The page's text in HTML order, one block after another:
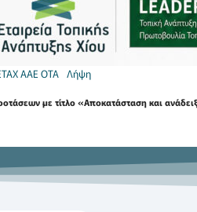
ΑΑΕ ΟΤΑ Λήψη